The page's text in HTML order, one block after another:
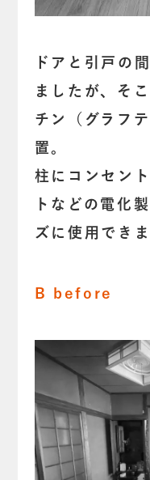
ドアと引戸の
ましたが、そ
チン（グラフ
置。
柱にコンセン
トなどの電化
ズに使用できま
B before